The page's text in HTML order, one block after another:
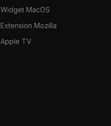
Widget MacOS
Extension Mozilla
Apple TV